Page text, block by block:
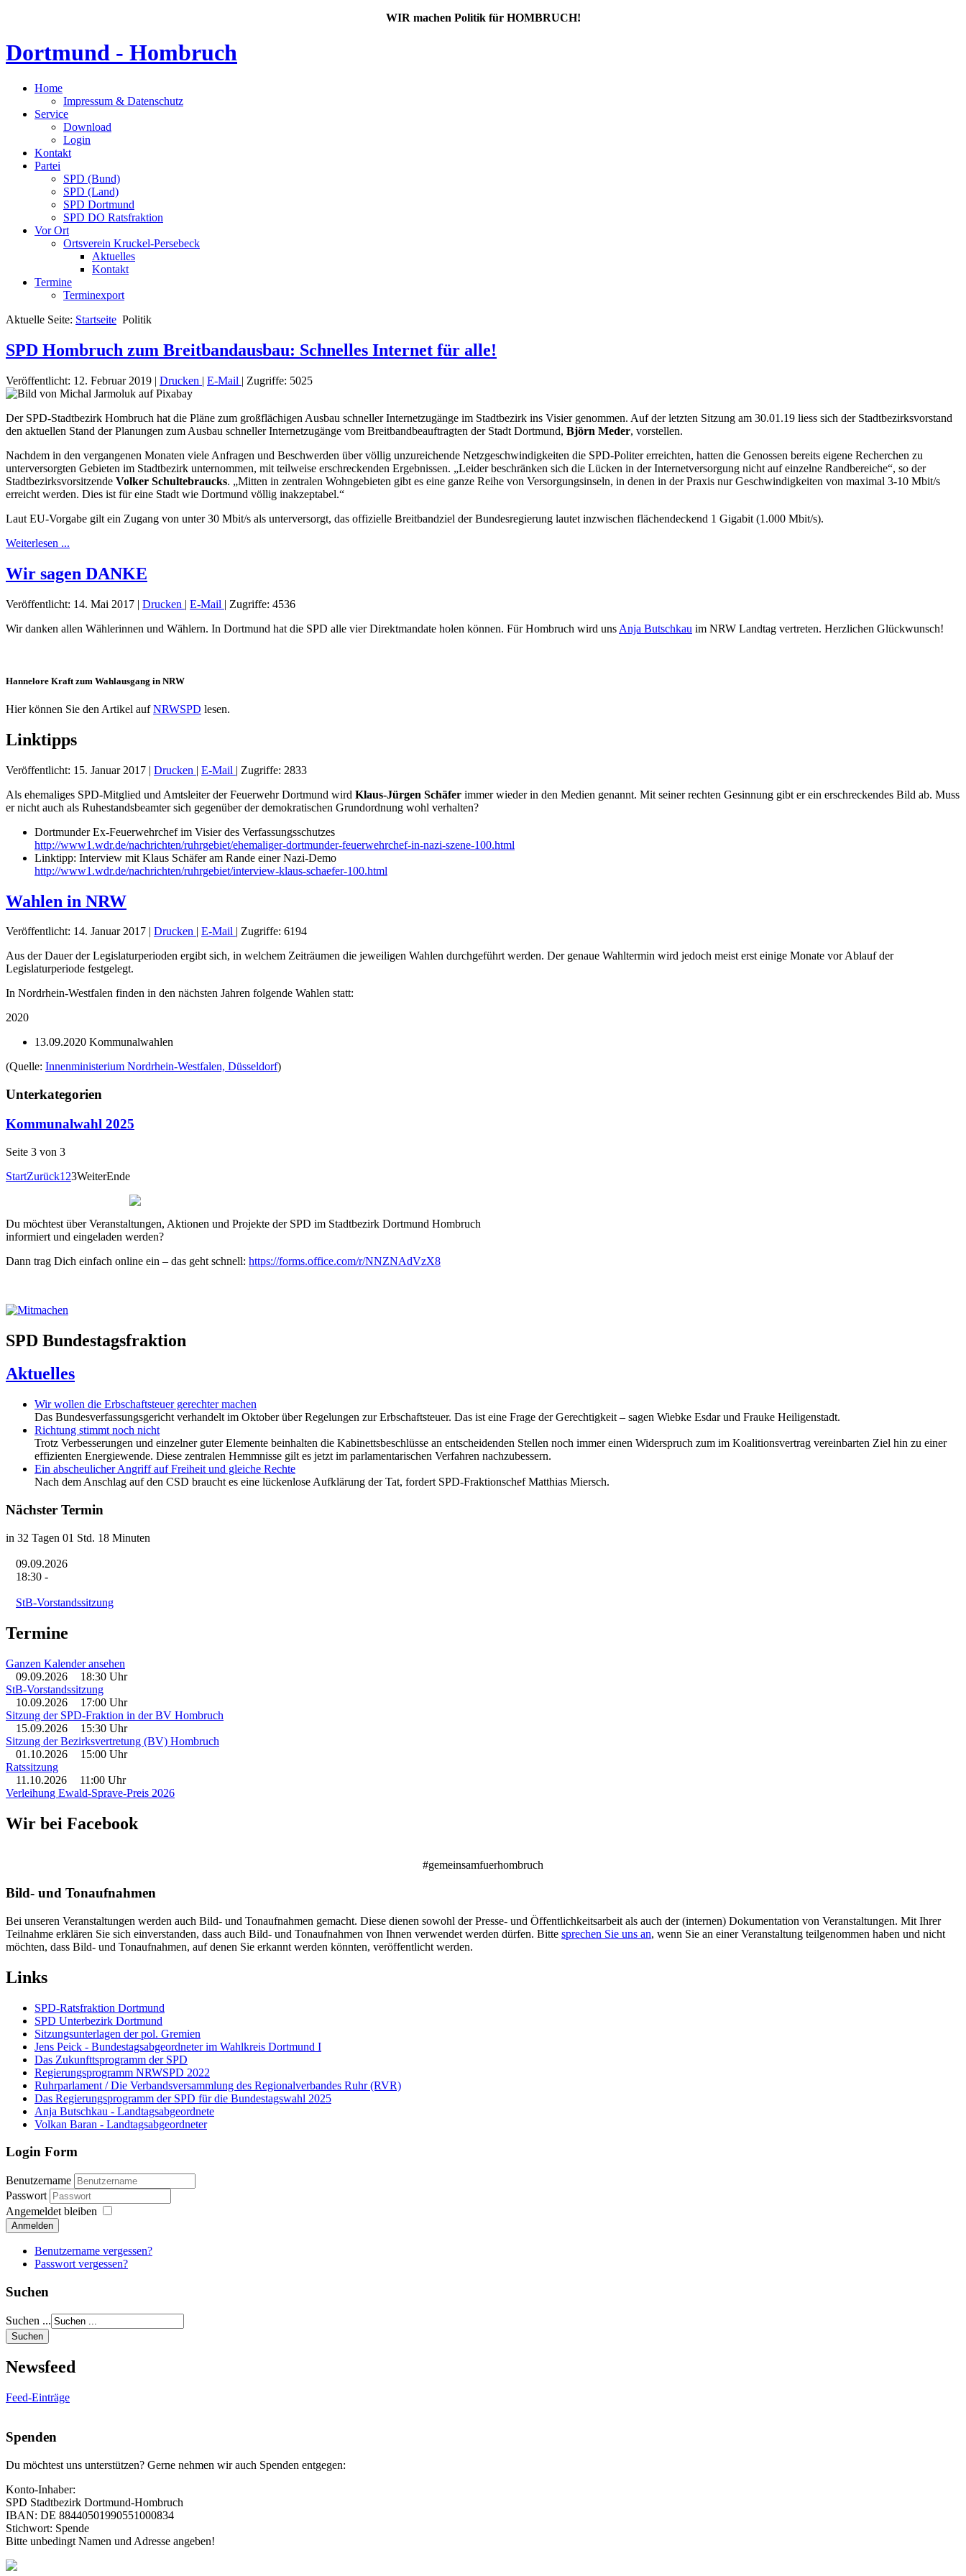
WIR machen Politik für HOMBRUCH!
Dortmund - Hombruch
Home
Impressum & Datenschutz
Service
Download
Login
Kontakt
Partei
SPD (Bund)
SPD (Land)
SPD Dortmund
SPD DO Ratsfraktion
Vor Ort
Ortsverein Kruckel-Persebeck
Aktuelles
Kontakt
Termine
Terminexport
Aktuelle Seite: Startseite Politik
SPD Hombruch zum Breitbandausbau: Schnelles Internet für alle!
Veröffentlicht: 12. Februar 2019 | Drucken | E-Mail | Zugriffe: 5025
Der SPD-Stadtbezirk Hombruch hat die Pläne zum großflächigen Ausbau schneller Internetzugänge im Stadtbezirk ins Visier genommen. Auf der letzten Sitzung am 30.01.19 liess sich der Stadtbezirksvorstand
den aktuellen Stand der Planungen zum Ausbau schneller Internetzugänge vom Breitbandbeauftragten der Stadt Dortmund, Björn Meder, vorstellen.
Nachdem in den vergangenen Monaten viele Anfragen und Beschwerden über völlig unzureichende Netzgeschwindigkeiten die SPD-Politer erreichten, hatten die Genossen bereits eigene Recherchen zu
unterversorgten Gebieten im Stadtbezirk unternommen, mit teilweise erschreckenden Ergebnissen. „Leider beschränken sich die Lücken in der Internetversorgung nicht auf einzelne Randbereiche“, so der
Stadtbezirksvorsitzende Volker Schultebraucks. „Mitten in zentralen Wohngebieten gibt es eine ganze Reihe von Versorgungsinseln, in denen in der Praxis nur Geschwindigkeiten von maximal 3-10 Mbit/s
erreicht werden. Dies ist für eine Stadt wie Dortmund völlig inakzeptabel.“
Laut EU-Vorgabe gilt ein Zugang von unter 30 Mbit/s als unterversorgt, das offizielle Breitbandziel der Bundesregierung lautet inzwischen flächendeckend 1 Gigabit (1.000 Mbit/s).
Weiterlesen ...
Wir sagen DANKE
Veröffentlicht: 14. Mai 2017 | Drucken | E-Mail | Zugriffe: 4536
Wir danken allen Wählerinnen und Wählern. In Dortmund hat die SPD alle vier Direktmandate holen können. Für Hombruch wird uns Anja Butschkau im NRW Landtag vertreten. Herzlichen Glückwunsch!
Hannelore Kraft zum Wahlausgang in NRW
Hier können Sie den Artikel aufNRWSPD lesen.
Linktipps
Veröffentlicht: 15. Januar 2017 | Drucken | E-Mail | Zugriffe: 2833
Als ehemaliges SPD-Mitglied und Amtsleiter der Feuerwehr Dortmund wird Klaus-Jürgen Schäfer immer wieder in den Medien genannt. Mit seiner rechten Gesinnung gibt er ein erschreckendes Bild ab. Muss
er nicht auch als Ruhestandsbeamter sich gegenüber der demokratischen Grundordnung wohl verhalten?
Dortmunder Ex-Feuerwehrchef im Visier des Verfassungsschutzes
http://www1.wdr.de/nachrichten/ruhrgebiet/ehemaliger-dortmunder-feuerwehrchef-in-nazi-szene-100.html
Linktipp: Interview mit Klaus Schäfer am Rande einer Nazi-Demo
http://www1.wdr.de/nachrichten/ruhrgebiet/interview-klaus-schaefer-100.html
Wahlen in NRW
Veröffentlicht: 14. Januar 2017 Drucken E-Mail
Zugriffe: 6194
Aus der Dauer der Legislaturperioden ergibt sich, in welchem Zeiträumen die jeweiligen Wahlen durchgeführt werden. Der genaue Wahltermin wird jedoch meist erst einige Monate vor Ablauf der
Legislaturperiode festgelegt.
In Nordrhein-Westfalen finden in den nächsten Jahren folgende Wahlen statt:
2020
13.09.2020 Kommunalwahlen
(Quelle: Innenministerium Nordrhein-Westfalen, Düsseldorf)
Unterkategorien
Kommunalwahl 2025
Seite 3 von 3
StartZurück1 23WeiterEnde
Du möchtest über Veranstaltungen, Aktionen und Projekte der SPD im Stadtbezirk Dortmund Hombruch
informiert und eingeladen werden?
Dann trag Dich einfach online ein – das geht schnell: https://forms.office.com/r/NNZNAdVzX8
SPD Bundestagsfraktion
Aktuelles
Wir wollen die Erbschaftsteuer gerechter machen
Das Bundesverfassungsgericht verhandelt im Oktober über Regelungen zur Erbschaftsteuer. Das ist eine Frage der Gerechtigkeit – sagen Wiebke Esdar und Frauke Heiligenstadt.
Richtung stimmt noch nicht
Trotz Verbesserungen und einzelner guter Elemente beinhalten die Kabinettsbeschlüsse an entscheidenden Stellen noch immer einen Widerspruch zum im Koalitionsvertrag vereinbarten Ziel hin zu einer
effizienten Energiewende. Diese zentralen Hemmnisse gilt es jetzt im parlamentarischen Verfahren nachzubessern.
Ein abscheulicher Angriff auf Freiheit und gleiche Rechte
Nach dem Anschlag auf den CSD braucht es eine lückenlose Aufklärung der Tat, fordert SPD-Fraktionschef Matthias Miersch.
Nächster Termin
in 32 Tagen 01 Std. 18 Minuten
09.09.2026
18:30 -
StB-Vorstandssitzung
Termine
Ganzen Kalender ansehen
09.09.2026
18:30 Uhr
StB-Vorstandssitzung
10.09.2026
17:00 Uhr
Sitzung der SPD-Fraktion in der BV Hombruch
15.09.2026
15:30 Uhr
Sitzung der Bezirksvertretung (BV) Hombruch
01.10.2026
15:00 Uhr
Ratssitzung
11.10.2026
11:00 Uhr
Verleihung Ewald-Sprave-Preis 2026
Wir bei Facebook
#gemeinsamfuerhombruch
Bild- und Tonaufnahmen
Bei unseren Veranstaltungen werden auch Bild- und Tonaufnahmen gemacht. Diese dienen sowohl der Presse- und Öffentlichkeitsarbeit als auch der (internen) Dokumentation von Veranstaltungen. Mit Ihrer
Teilnahme erklären Sie sich einverstanden, dass auch Bild- und Tonaufnahmen von Ihnen verwendet werden dürfen. Bitte sprechen Sie uns an, wenn Sie an einer Veranstaltung teilgenommen haben und nicht
möchten, dass Bild- und Tonaufnahmen, auf denen Sie erkannt werden könnten, veröffentlicht werden.
Links
SPD-Ratsfraktion Dortmund
SPD Unterbezirk Dortmund
Sitzungsunterlagen der pol. Gremien
Jens Peick - Bundestagsabgeordneter im Wahlkreis Dortmund I
Das Zukunfttsprogramm der SPD
Regierungsprogramm NRWSPD 2022
Ruhrparlament / Die Verbandsversammlung des Regionalverbandes Ruhr (RVR)
Das Regierungsprogramm der SPD für die Bundestagswahl 2025
Anja Butschkau - Landtagsabgeordnete
Volkan Baran - Landtagsabgeordneter
Login Form
Benutzername
Passwort
Angemeldet bleiben
Anmelden
Benutzername vergessen?
Passwort vergessen?
Suchen
Suchen ...
Newsfeed
Feed-Einträge
Spenden
Du möchtest uns unterstützen? Gerne nehmen wir auch Spenden entgegen:
Konto-Inhaber:
SPD Stadtbezirk Dortmund-Hombruch
IBAN: DE 88440501990551000834
Stichwort: Spende
Bitte unbedingt Namen und Adresse angeben!